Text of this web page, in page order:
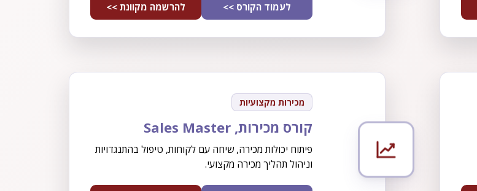
לעמוד הקורס >> להרשמה מקוונת >>
מכירות מקצועיות
קורס מכירות, Sales Master
פיתוח יכולות מכירה, שיחה עם לקוחות, טיפול בהתנגדויות
וניהול תהליך מכירה מקצועי.